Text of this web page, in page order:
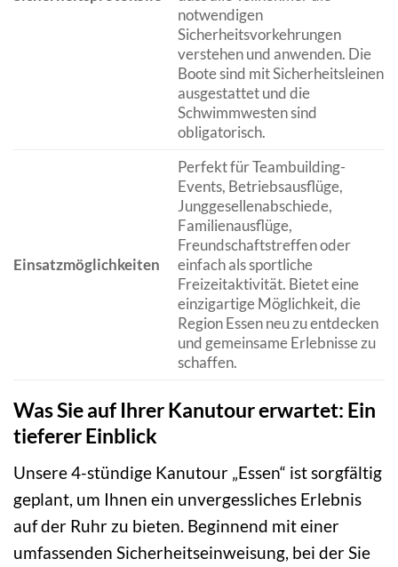
notwendigen
Sicherheitsvorkehrungen
verstehen und anwenden. Die
Boote sind mit Sicherheitsleinen
ausgestattet und die
Schwimmwesten sind
obligatorisch.
Einsatzmöglichkeiten
Perfekt für Teambuilding-
Events, Betriebsausflüge,
Junggesellenabschiede,
Familienausflüge,
Freundschaftstreffen oder
einfach als sportliche
Freizeitaktivität. Bietet eine
einzigartige Möglichkeit, die
Region Essen neu zu entdecken
und gemeinsame Erlebnisse zu
schaffen.
Was Sie auf Ihrer Kanutour erwartet: Ein
tieferer Einblick
Unsere 4-stündige Kanutour „Essen“ ist sorgfältig
geplant, um Ihnen ein unvergessliches Erlebnis
auf der Ruhr zu bieten. Beginnend mit einer
umfassenden Sicherheitseinweisung, bei der Sie